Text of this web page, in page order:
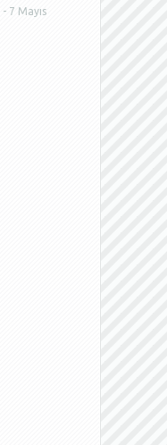
- 7 Mayıs